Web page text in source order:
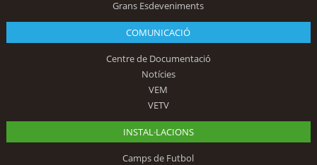
Grans Esdeveniments
COMUNICACIÓ
Centre de Documentació
Notícies
VEM
VETV
INSTAL·LACIONS
Camps de Futbol